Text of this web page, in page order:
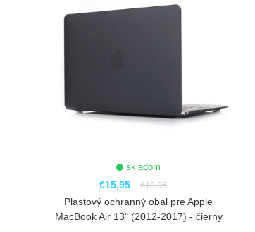
skladom
€15,95 €19,95
Plastový ochranný obal pre Apple
MacBook Air 13" (2012-2017) - čierny